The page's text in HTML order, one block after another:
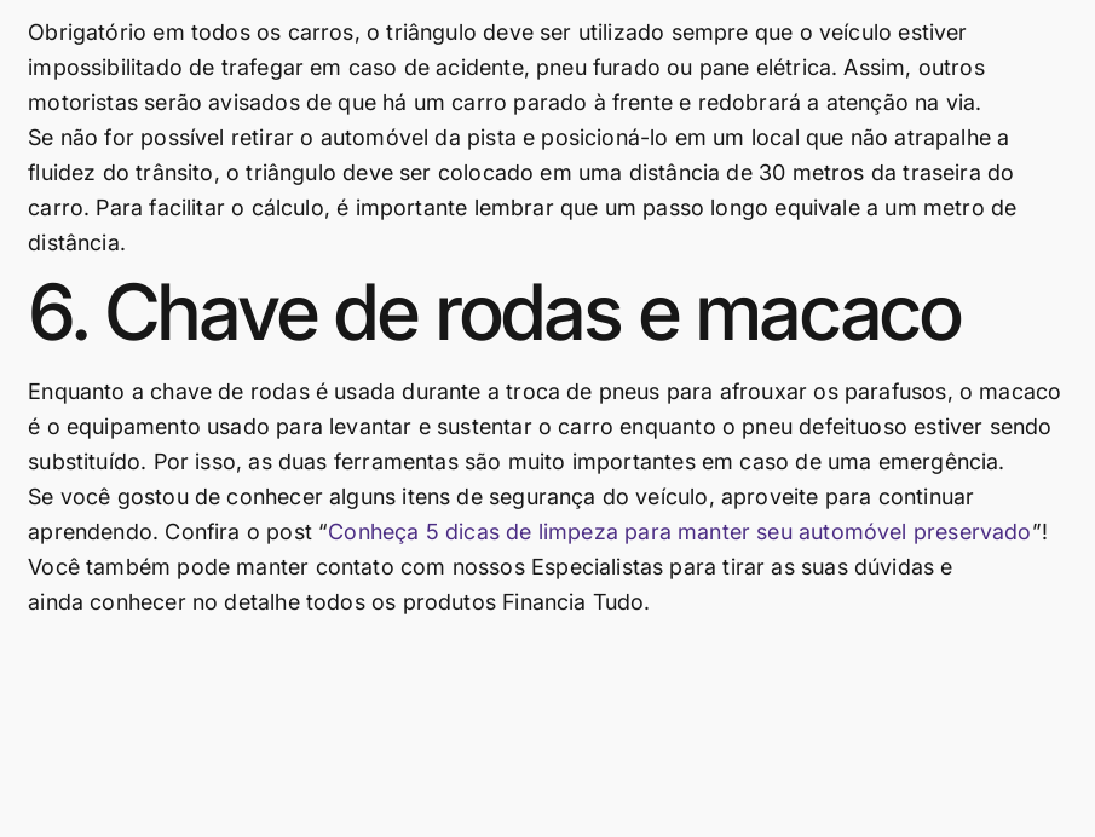
Obrigatório em todos os carros, o triângulo deve ser utilizado sempre que o veículo estiver
impossibilitado de trafegar em caso de acidente, pneu furado ou pane elétrica. Assim, outros
motoristas serão avisados de que há um carro parado à frente e redobrará a atenção na via.
Se não for possível retirar o automóvel da pista e posicioná-lo em um local que não atrapalhe a
fluidez do trânsito, o triângulo deve ser colocado em uma distância de 30 metros da traseira do
carro. Para facilitar o cálculo, é importante lembrar que um passo longo equivale a um metro de
distância.
6. Chave de rodas e macaco
Enquanto a chave de rodas é usada durante a troca de pneus para afrouxar os parafusos, o macaco
é o equipamento usado para levantar e sustentar o carro enquanto o pneu defeituoso estiver sendo
substituído. Por isso, as duas ferramentas são muito importantes em caso de uma emergência.
Se você gostou de conhecer alguns itens de segurança do veículo, aproveite para continuar
aprendendo. Confira o post “Conheça 5 dicas de limpeza para manter seu automóvel preservado”!
Você também pode manter contato com nossos Especialistas para tirar as suas dúvidas e
ainda conhecer no detalhe todos os produtos Financia Tudo.